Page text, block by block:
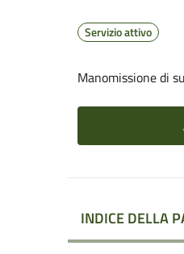
Servizio attivo
Manomissione di
INDICE DELLA